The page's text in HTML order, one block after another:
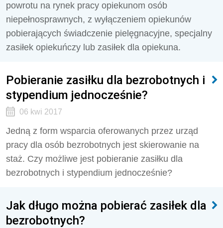
powrotu na rynek pracy opiekunom osób
niepełnosprawnych, z wyłączeniem opiekunów
pobierających świadczenie pielęgnacyjne, specjalny
zasiłek opiekuńczy lub zasiłek dla opiekuna.
Pobieranie zasiłku dla bezrobotnych i
stypendium jednocześnie?
06 kwi 2017
Jedną z form wsparcia oferowanych przez urząd
pracy dla osób bezrobotnych jest skierowanie na
staż. Czy możliwe jest pobieranie zasiłku dla
bezrobotnych i stypendium jednocześnie?
Jak długo można pobierać zasiłek dla
bezrobotnych?